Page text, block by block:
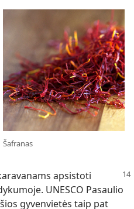
Šafranas
apsistoti
UNESCO Pasaulio
gyvenvietės taip pat